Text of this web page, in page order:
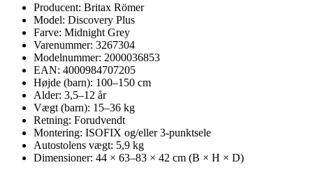
Producent: Britax Römer
Model: Discovery Plus
Farve: Midnight Grey
Varenummer: 3267304
Modelnummer: 2000036853
EAN: 4000984707205
Højde (barn): 100–150 cm
Alder: 3,5–12 år
Vægt (barn): 15–36 kg
Retning: Forudvendt
Montering: ISOFIX og/eller 3-punktsele
Autostolens vægt: 5,9 kg
Dimensioner: 44 × 63–83 × 42 cm (B × H × D)